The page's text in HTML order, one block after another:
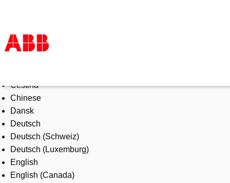
Products & Solutions
Industries
Services
About us
Where to buy
Contact us
Careers
Čeština
Chinese
Dansk
Deutsch
Deutsch (Schweiz)
Deutsch (Luxemburg)
English
English (Canada)